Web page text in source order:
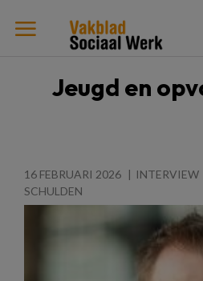
Jeugd en
16 FEBRUARI 2026 INTERVIEW
SCHULDEN